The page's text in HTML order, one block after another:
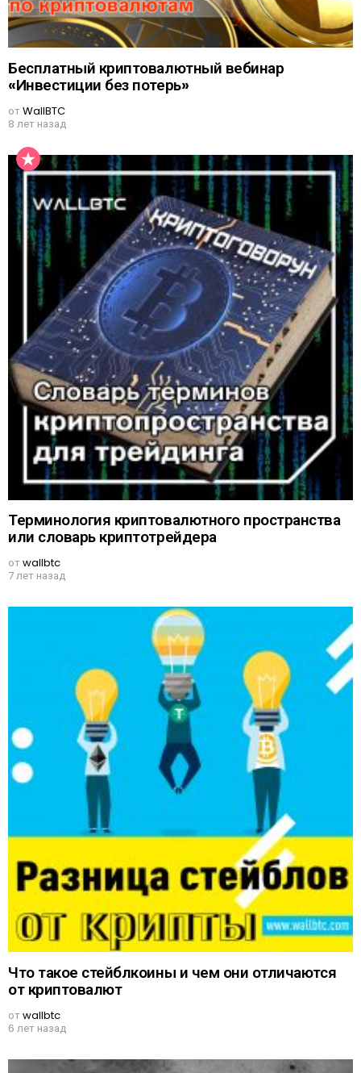
Бесплатный криптовалютный вебинар
«Инвестиции без потерь»
отWallBTC
8 лет назад
Терминология криптовалютного пространства
или словарь криптотрейдера
отwallbtc
7 лет назад
Что такое стейблкоины и чем они отличаются
от криптовалют
отwallbtc
6 лет назад